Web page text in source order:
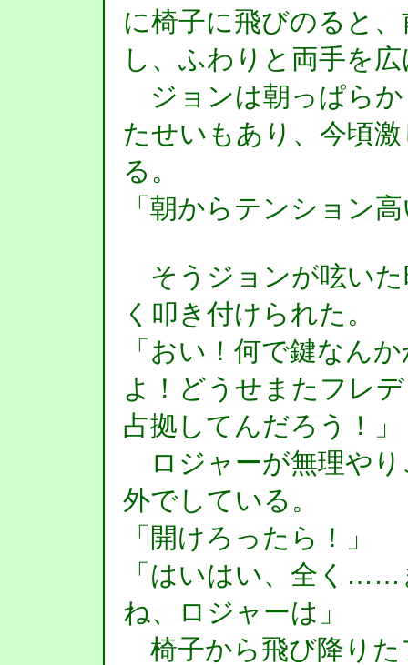
に椅子に飛びのると
し、ふわりと両手を
ジョンは朝っぱらか
たせいもあり、今頃
る。
「朝からテンション
そうジョンが呟いた
く叩き付けられた。
「おい！何で鍵なん
よ！どうせまたフレ
占拠してんだろう！」
ロジャーが無理やり
外でしている。
「開けろったら！」
「はいはい、全く
ね、ロジャーは」
椅子から飛び降りた